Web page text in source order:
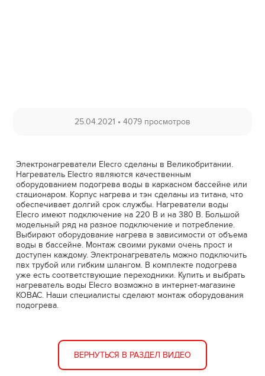
25.04.2021 • 4079 просмотров
Электронагреватели Elecro сделаны в Великобритании.
Нагреватель Electro являются качественным
оборудованием подогрева воды в каркасном бассейне или
стационаром. Корпус нагрева и тэн сделаны из титана, что
обеспечивает долгий срок службы. Нагреватели воды
Elecro имеют подключение на 220 В и на 380 В. Большой
модельный ряд на разное подключение и потребление.
Выбирают оборудование нагрева в зависимости от объема
воды в бассейне. Монтаж своими руками очень прост и
доступен каждому. Электронагреватель можно подключить
пвх трубой или гибким шлангом. В комплекте подогрева
уже есть соответствующие переходники. Купить и выбрать
нагреватель воды Elecro возможно в интернет-магазине
КОВАС. Наши специалисты сделают монтаж оборудования
подогрева.
ВЕРНУТЬСЯ В РАЗДЕЛ ВИДЕО